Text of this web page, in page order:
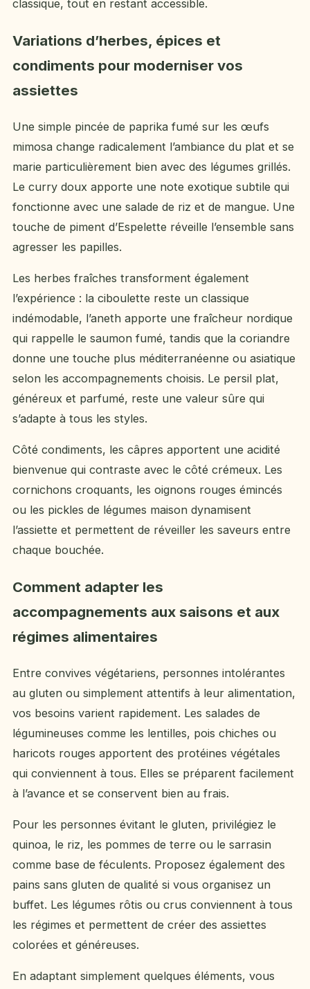
classique, tout en restant accessible.
Variations d’herbes, épices et
condiments pour moderniser vos
assiettes
Une simple pincée de paprika fumé sur les œufs
mimosa change radicalement l’ambiance du plat et se
marie particulièrement bien avec des légumes grillés.
Le curry doux apporte une note exotique subtile qui
fonctionne avec une salade de riz et de mangue. Une
touche de piment d’Espelette réveille l’ensemble sans
agresser les papilles.
Les herbes fraîches transforment également
l’expérience : la ciboulette reste un classique
indémodable, l’aneth apporte une fraîcheur nordique
qui rappelle le saumon fumé, tandis que la coriandre
donne une touche plus méditerranéenne ou asiatique
selon les accompagnements choisis. Le persil plat,
généreux et parfumé, reste une valeur sûre qui
s’adapte à tous les styles.
Côté condiments, les câpres apportent une acidité
bienvenue qui contraste avec le côté crémeux. Les
cornichons croquants, les oignons rouges émincés
ou les pickles de légumes maison dynamisent
l’assiette et permettent de réveiller les saveurs entre
chaque bouchée.
Comment adapter les
accompagnements aux saisons et aux
régimes alimentaires
Entre convives végétariens, personnes intolérantes
au gluten ou simplement attentifs à leur alimentation,
vos besoins varient rapidement. Les salades de
légumineuses comme les lentilles, pois chiches ou
haricots rouges apportent des protéines végétales
qui conviennent à tous. Elles se préparent facilement
à l’avance et se conservent bien au frais.
Pour les personnes évitant le gluten, privilégiez le
quinoa, le riz, les pommes de terre ou le sarrasin
comme base de féculents. Proposez également des
pains sans gluten de qualité si vous organisez un
buffet. Les légumes rôtis ou crus conviennent à tous
les régimes et permettent de créer des assiettes
colorées et généreuses.
En adaptant simplement quelques éléments, vous